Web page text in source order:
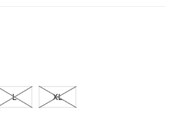
L XL